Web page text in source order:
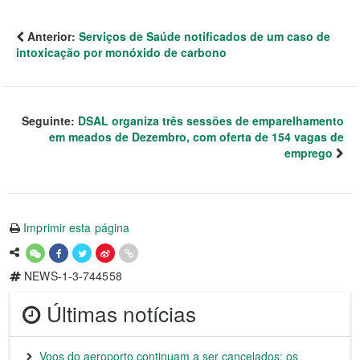
Anterior: Serviços de Saúde notificados de um caso de
intoxicação por monóxido de carbono
Seguinte: DSAL organiza três sessões de emparelhamento
em meados de Dezembro, com oferta de 154 vagas de
emprego
Imprimir esta página
NEWS-1-3-744558
Últimas notícias
Voos do aeroporto continuam a ser cancelados; os